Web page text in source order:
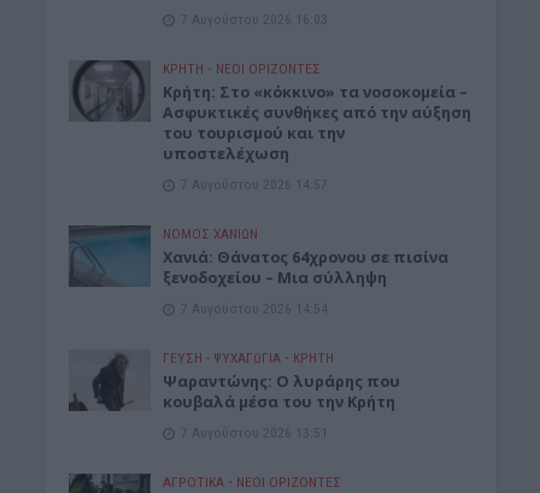
7 Αυγούστου 2026 16:03
ΚΡΗΤΗ • ΝΕΟΙ ΟΡΙΖΟΝΤΕΣ
Κρήτη: Στο «κόκκινο» τα νοσοκομεία –
Ασφυκτικές συνθήκες από την αύξηση
του τουρισμού και την
υποστελέχωση
7 Αυγούστου 2026 14:57
ΝΟΜΌΣ ΧΑΝΊΩΝ
Χανιά: Θάνατος 64χρονου σε πισίνα
ξενοδοχείου – Μια σύλληψη
7 Αυγούστου 2026 14:54
ΓΕΎΣΗ - ΨΥΧΑΓΩΓΊΑ • ΚΡΗΤΗ
Ψαραντώνης: Ο λυράρης που
κουβαλά μέσα του την Κρήτη
7 Αυγούστου 2026 13:51
ΑΓΡΟΤΙΚΑ • ΝΕΟΙ ΟΡΙΖΟΝΤΕΣ